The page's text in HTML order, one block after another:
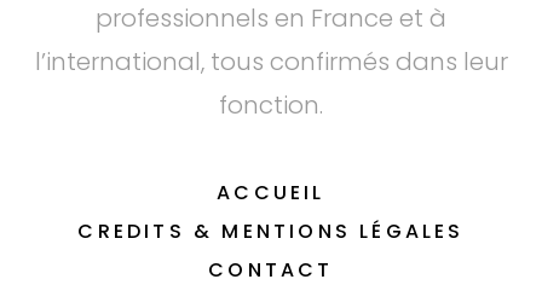
professionnels en France et à
l’international, tous confirmés dans leur
fonction.
ACCUEIL
CREDITS & MENTIONS LÉGALES
CONTACT